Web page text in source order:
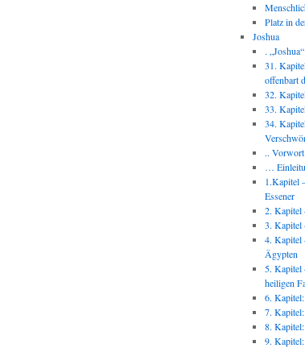
Platz in
Joshua
.
31.
offenbart
32.
33.
34.
.. Vorwort
…
1.Kapitel
Essener
2. Kapitel
3. Kapitel
4. Kapitel
Ägypten
5. Kapitel
heiligen
6.
7.
8.
9.